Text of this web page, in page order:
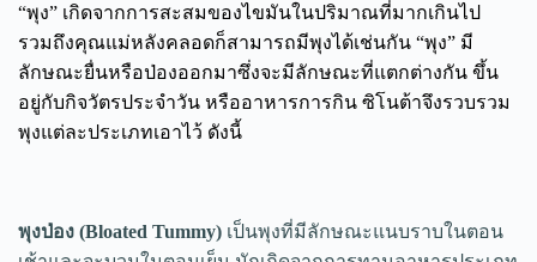
“พุง” เกิดจากการสะสมของไขมันในปริมาณที่มากเกินไป
รวมถึงคุณแม่หลังคลอดก็สามารถมีพุงได้เช่นกัน “พุง” มี
ลักษณะยื่นหรือป่องออกมาซึ่งจะมีลักษณะที่แตกต่างกัน ขึ้น
อยู่กับกิจวัตรประจำวัน หรืออาหารการกิน ซิโนต้าจึงรวบรวม
พุงแต่ละประเภทเอาไว้ ดังนี้
พุงป่อง (Bloated Tummy) เป็นพุงที่มีลักษณะแนบราบในตอน